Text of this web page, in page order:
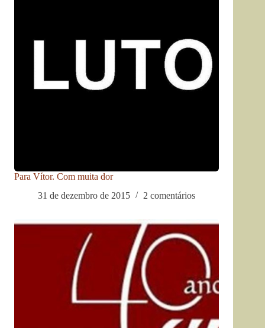
Para Vítor. Com muita dor
31 de dezembro de 2015
2 comentários